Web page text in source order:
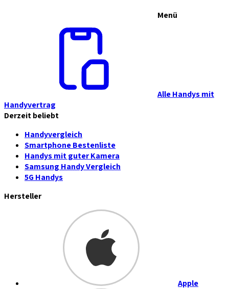
Menü
Alle Handys mit
Handyvertrag
Derzeit beliebt
Handyvergleich
Smartphone Bestenliste
Handys mit guter Kamera
Samsung Handy Vergleich
5G Handys
Hersteller
Apple